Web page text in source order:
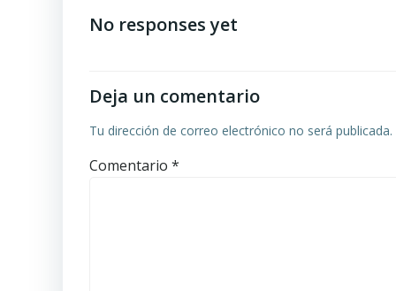
No responses yet
Deja un comentario
Tu dirección de correo electrónico no será publicada.
Comentario *